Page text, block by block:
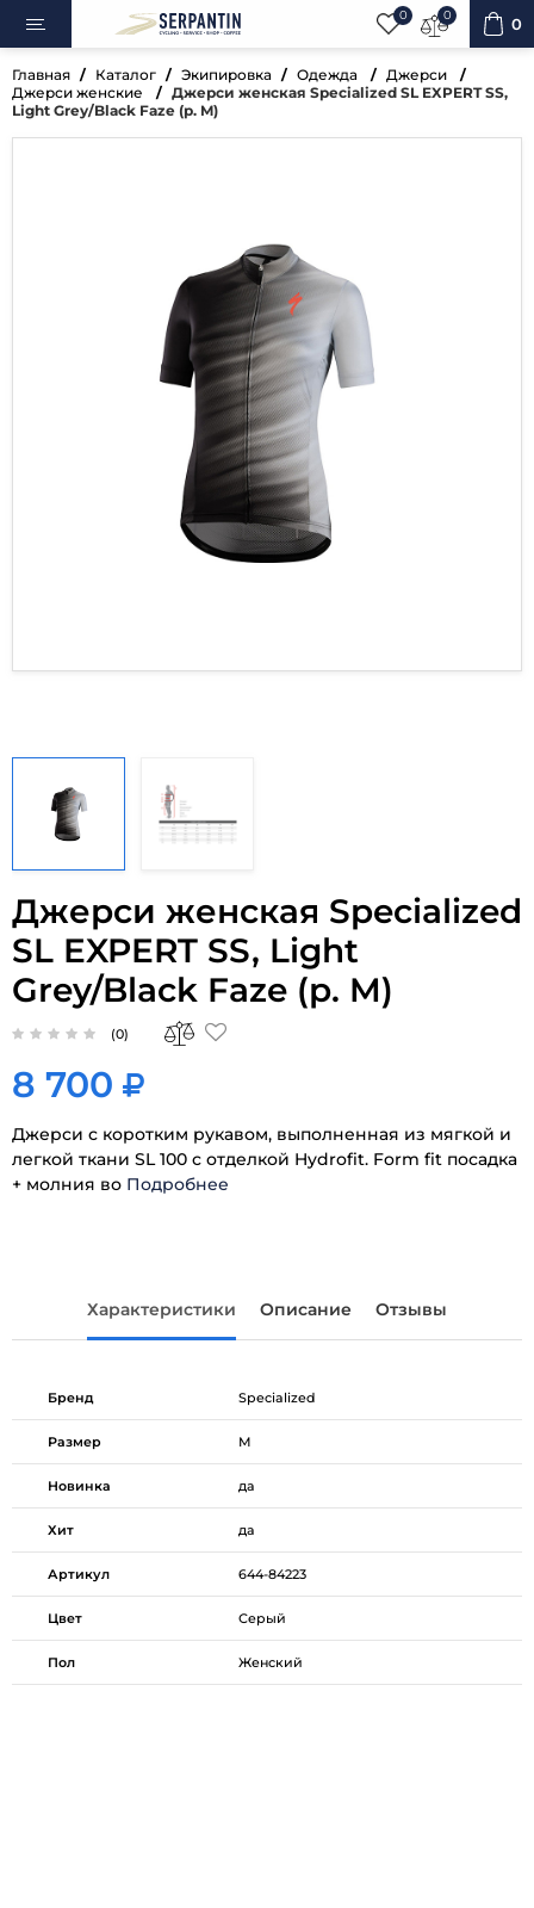
0 0 0
Главная Каталог Экипировка Одежда
Джерси
Джерси женские
Джерси женская Specialized SL EXPERT SS,
Light Grey/Black Faze (р. M)
Джерси женская Specialized
SL EXPERT SS, Light
Grey/Black Faze (р. M)
(0)
8 700
Джерси с коротким рукавом, выполненная из мягкой и
легкой ткани SL 100 с отделкой Hydrofit. Form fit посадка
+ молния во Подробнее
Характеристики Описание Отзывы
Бренд Specialized
Размер M
Новинка да
Хит да
Артикул 644-84223
Цвет Серый
Пол Женский